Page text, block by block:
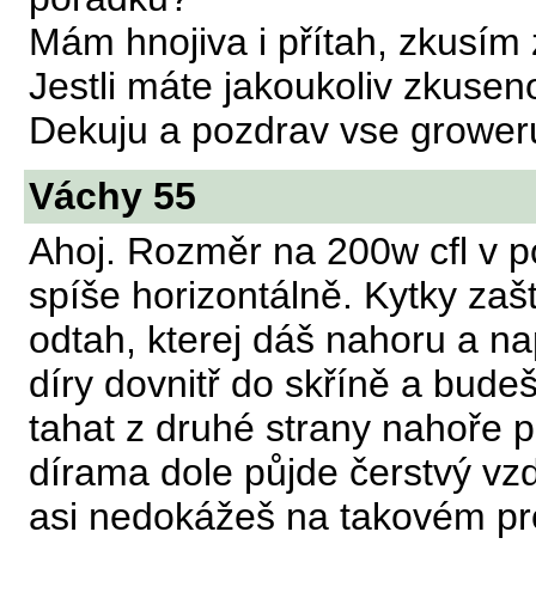
Mám hnojiva i přítah,
Jestli máte jakoukoliv
Dekuju a pozdrav vse
Váchy 55
Ahoj. Rozměr na 200w cfl v
spíše horizontálně. Kytky
odtah, kterej dáš nahoru a
díry dovnitř do skříně a
tahat z druhé strany nahoře
dírama dole půjde čerstvý
asi nedokážeš na takovém